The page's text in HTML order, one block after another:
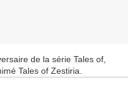
de la série Tales of,
Tales of Zestiria.